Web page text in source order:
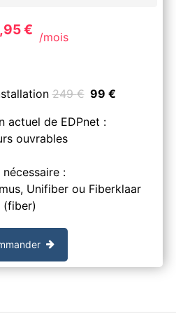
,95€ /mois
249€ 99 €
actuel de EDPnet :
ouvrables
nécessaire :
Unifiber ou Fiberklaar
(fiber)